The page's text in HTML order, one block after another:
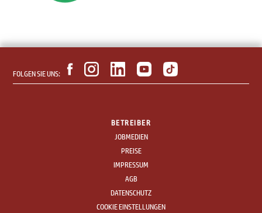
FOLGEN SIE UNS:
BETREIBER
JOBMEDIEN
PREISE
IMPRESSUM
AGB
DATENSCHUTZ
COOKIE EINSTELLUNGEN